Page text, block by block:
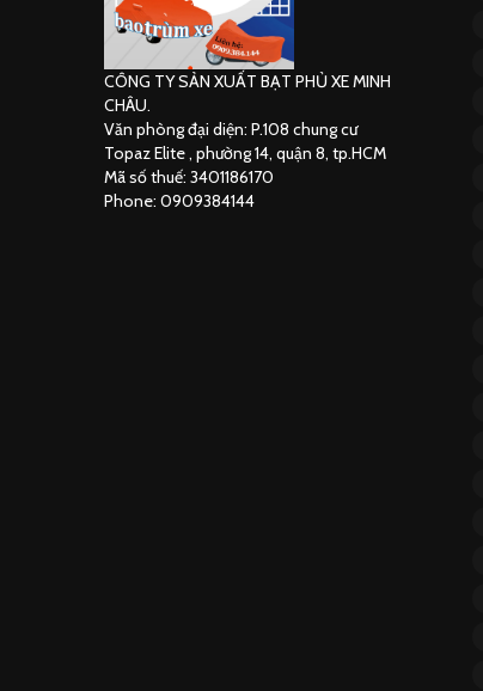
CÔNG TY SẢN XUẤT BẠT PHỦ XE MINH
CHÂU.
Văn phòng đại diện: P.108 chung cư
Topaz Elite , phường 14, quận 8, tp.HCM
Mã số thuế: 3401186170
Phone: 0909384144